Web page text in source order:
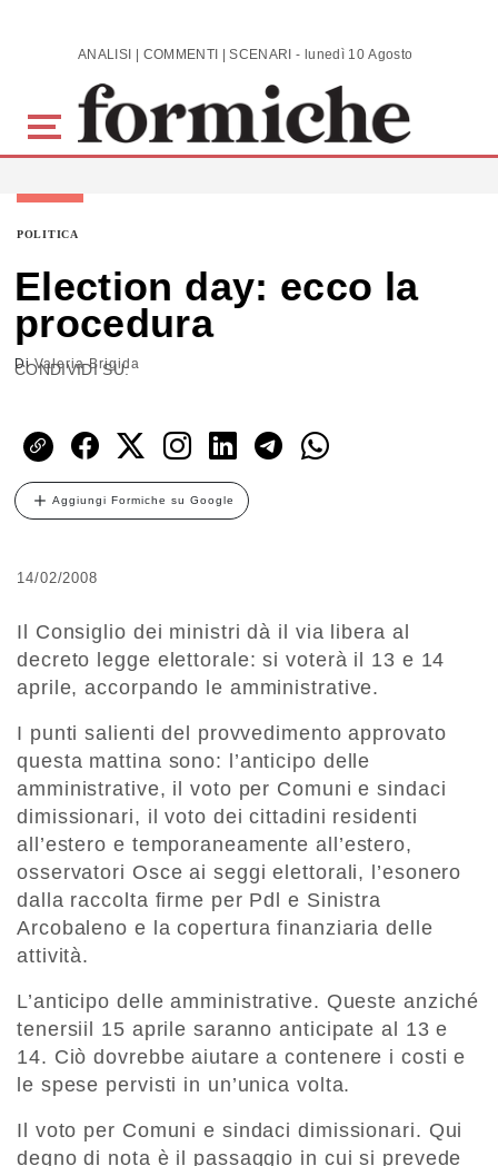
Skip to main content ANALISI | COMMENTI | SCENARI - lunedì 10 Agosto 2026
POLITICA
Election day: ecco la
procedura
DiValeria Brigida
CONDIVIDI SU:
Aggiungi Formiche su Google
14/02/2008
Il Consiglio dei ministri dà il via libera al
decreto legge elettorale: si voterà il 13 e 14
aprile, accorpando le amministrative.
I punti salienti del provvedimento approvato
questa mattina sono: l’anticipo delle
amministrative, il voto per Comuni e sindaci
dimissionari, il voto dei cittadini residenti
all’estero e temporaneamente all’estero,
osservatori Osce ai seggi elettorali, l’esonero
dalla raccolta firme per Pdl e Sinistra
Arcobaleno e la copertura finanziaria delle
attività.
L’anticipo delle amministrative. Queste anziché
tenersiil 15 aprile saranno anticipate al 13 e
14. Ciò dovrebbe aiutare a contenere i costi e
le spese pervisti in un’unica volta.
Il voto per Comuni e sindaci dimissionari. Qui
degno di nota è il passaggio in cui si prevede